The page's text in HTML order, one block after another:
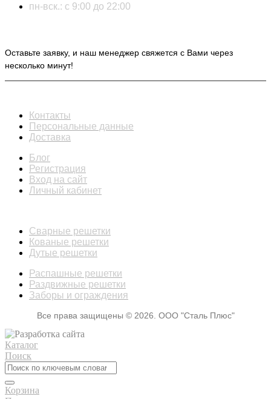
пн-вск.: с 9:00 до 22:00
Оставьте заявку, и наш менеджер свяжется с Вами через
несколько минут!
Контакты
Персональные данные
Доставка
Блог
Регистрация
Вход на сайт
Личный кабинет
Сварные решетки
Кованые решетки
Дутые решетки
Распашные решетки
Раздвижные решетки
Заборы и ограждения
Все права защищены © 2026. ООО "Сталь Плюс"
Каталог
Поиск
Корзина